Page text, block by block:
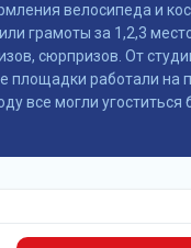
велосипеда и
грамоты за 1,2,3
сюрпризов. От
площадки работали на
все могли угоститься